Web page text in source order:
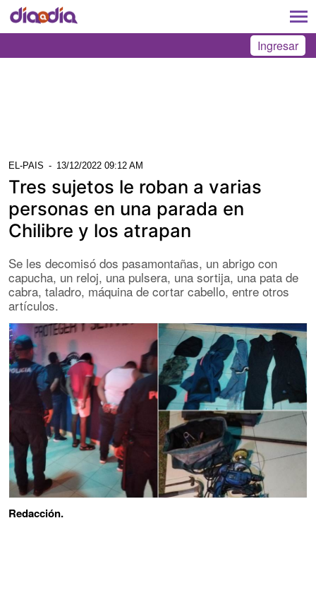
Ingresar
EL-PAIS - 13/12/2022 09:12 AM
Tres sujetos le roban a varias
personas en una parada en
Chilibre y los atrapan
Se les decomisó dos pasamontañas, un abrigo con
capucha, un reloj, una pulsera, una sortija, una pata de
cabra, taladro, máquina de cortar cabello, entre otros
artículos.
Redacción.